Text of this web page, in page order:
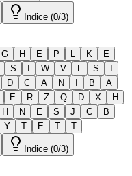
Indice (0/3)
G H E P L K
E
S I W V L S
I
D C A N I B
A
E R Z Q D X
H
H N E S J C
B
Y T E T T
Indice (0/3)